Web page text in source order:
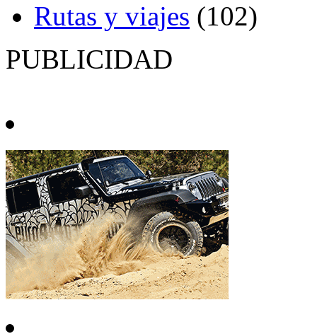
Rutas y viajes (102)
PUBLICIDAD